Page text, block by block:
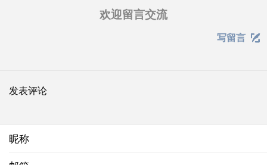
欢迎留言交流
写留言 
发表评论
昵称